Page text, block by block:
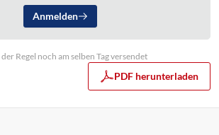
Anmelden
Regel noch am selben Tag versendet
PDF herunterladen